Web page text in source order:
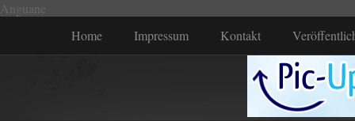
Anguane
Home
Impressum Kontakt